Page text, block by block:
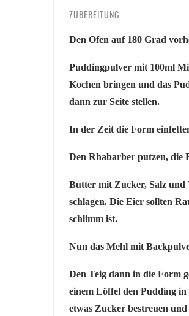
ZUBEREITUNG
Den Ofen auf 180 Grad
Puddingpulver mit 100ml
Kochen bringen und das
dann zur Seite stellen.
In der Zeit die Form
Den Rhabarber putzen, die
Butter mit Zucker, Salz und
schlagen. Die Eier sollten
schlimm ist.
Nun das Mehl mit
Den Teig dann in die Form
einem Löffel den Pudding
etwas Zucker bestreuen